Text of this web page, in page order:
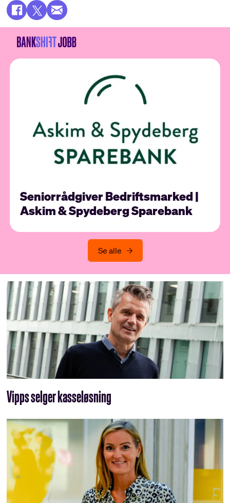
Seniorrådgiver Bedriftsmarked |
Askim & Spydeberg Sparebank
Se alle
Vipps selger kasseløsning